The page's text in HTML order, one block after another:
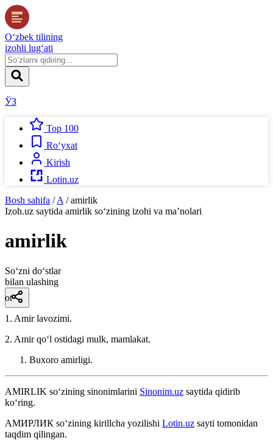
O‘zbek tilining
izohli lug‘ati
ЎЗ
Top 100
Ro‘yxat
Kirish
Lotin.uz
Bosh sahifa / A / amirlik
Izoh.uz saytida amirlik so‘zining izohi va ma’nolari
amirlik
So‘zni do‘stlar
bilan ulashing
ot
1. Amir lavozimi.
2. Amir qoʻl ostidagi mulk, mamlakat.
Buxoro amirligi.
AMIRLIK so‘zining sinonimlarini Sinonim.uz saytida qidirib
ko‘ring.
АМИРЛИК so‘zining kirillcha yozilishi Lotin.uz sayti tomonidan
taqdim qilingan.